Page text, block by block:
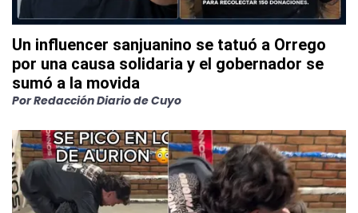
Un influencer sanjuanino se tatuó a Orrego
por una causa solidaria y el gobernador se
sumó a la movida
PorRedacción Diario de Cuyo